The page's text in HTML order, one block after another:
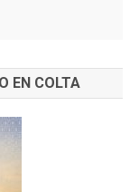
EN COLTA